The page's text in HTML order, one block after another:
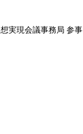
実現会議事務局 参事